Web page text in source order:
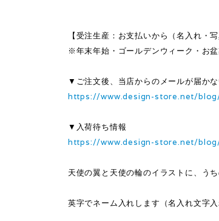
【受注生産：お支払いから（名入れ・
※年末年始・ゴールデンウィーク・お
▼ご注文後、当店からのメールが届か
https://www.design-store.net/
▼入荷待ち情報
https://www.design-store.net/
天使の翼と天使の輪のイラストに、う
英字でネーム入れします（名入れ文字入